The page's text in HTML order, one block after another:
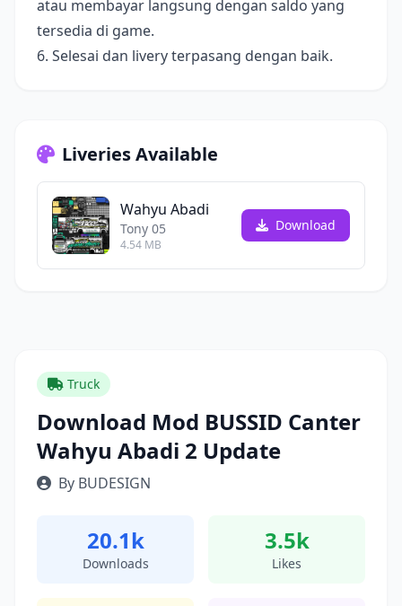
atau membayar langsung dengan saldo yang
tersedia di game.
6. Selesai dan livery terpasang dengan baik.
Liveries Available
Wahyu Abadi
Tony 05
4.54 MB
Download
Truck
Download Mod BUSSID Canter
Wahyu Abadi 2 Update
By BUDESIGN
20.1k
Downloads
3.5k
Likes